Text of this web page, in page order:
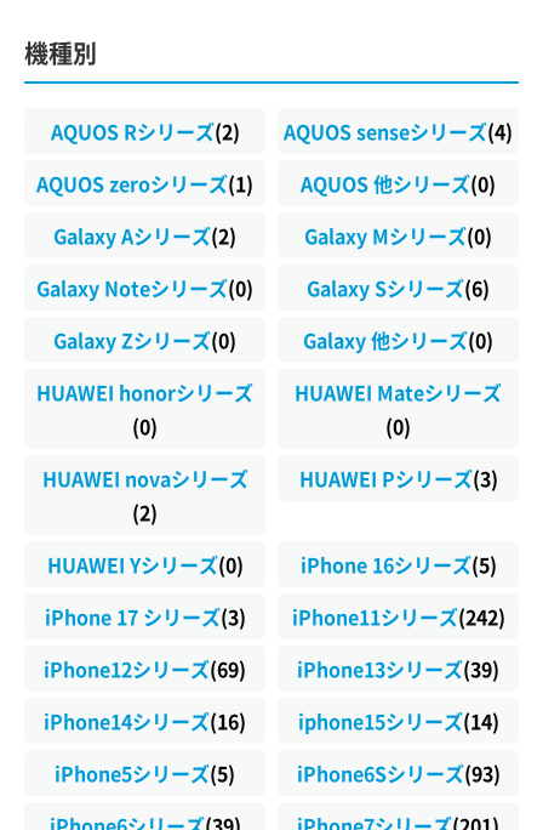
機種別
AQUOS Rシリーズ(2) AQUOS senseシリーズ(4)
AQUOS zeroシリーズ(1) AQUOS 他シリーズ(0)
Galaxy Aシリーズ(2) Galaxy Mシリーズ(0)
Galaxy Noteシリーズ(0) Galaxy Sシリーズ(6)
Galaxy Zシリーズ(0) Galaxy 他シリーズ(0)
HUAWEI honorシリーズ
(0)
HUAWEI Mateシリーズ
(0)
HUAWEI novaシリーズ
(2)
HUAWEI Pシリーズ(3)
HUAWEI Yシリーズ(0) iPhone 16シリーズ(5)
iPhone 17 シリーズ(3) iPhone11シリーズ(242)
iPhone12シリーズ(69) iPhone13シリーズ(39)
iPhone14シリーズ(16) iphone15シリーズ(14)
iPhone5シリーズ(5) iPhone6Sシリーズ(93)